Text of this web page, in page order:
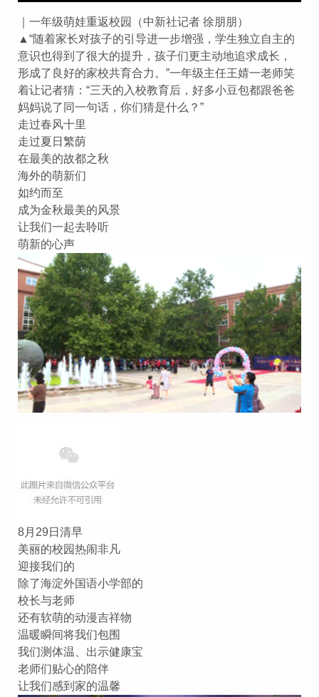
｜一年级萌娃重返校园（中新社记者 徐朋朋）
▲“随着家长对孩子的引导进一步增强，学生独立自主的
意识也得到了很大的提升，孩子们更主动地追求成长，
形成了良好的家校共育合力。”一年级主任王婧一老师笑
着让记者猜：“三天的入校教育后，好多小豆包都跟爸爸
妈妈说了同一句话，你们猜是什么？”
走过春风十里
走过夏日繁荫
在最美的故都之秋
海外的萌新们
如约而至
成为金秋最美的风景
让我们一起去聆听
萌新的心声
8月29日清早
美丽的校园热闹非凡
迎接我们的
除了海淀外国语小学部的
校长与老师
还有软萌的动漫吉祥物
温暖瞬间将我们包围
我们测体温、出示健康宝
老师们贴心的陪伴
让我们感到家的温馨